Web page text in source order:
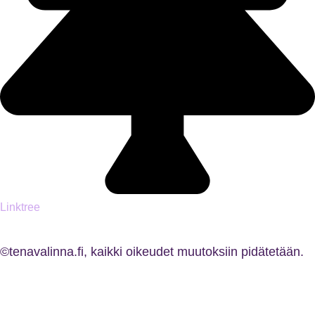
Linktree
©tenavalinna.fi, kaikki oikeudet muutoksiin pidätetään.